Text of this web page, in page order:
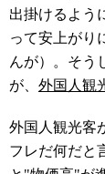
出掛けるよう
って安上がり
んが）。そう
が、 外国人観
外国人観光客
フレだ何だと